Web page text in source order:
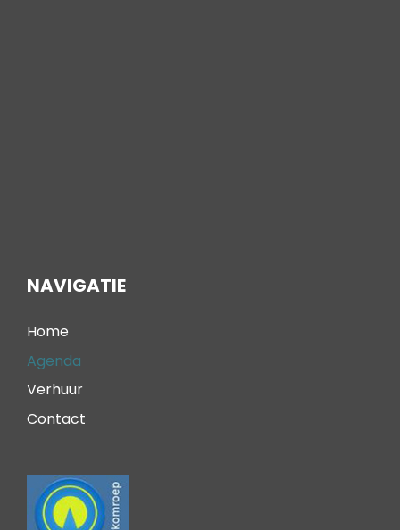
NAVIGATIE
Home
Agenda
Verhuur
Contact